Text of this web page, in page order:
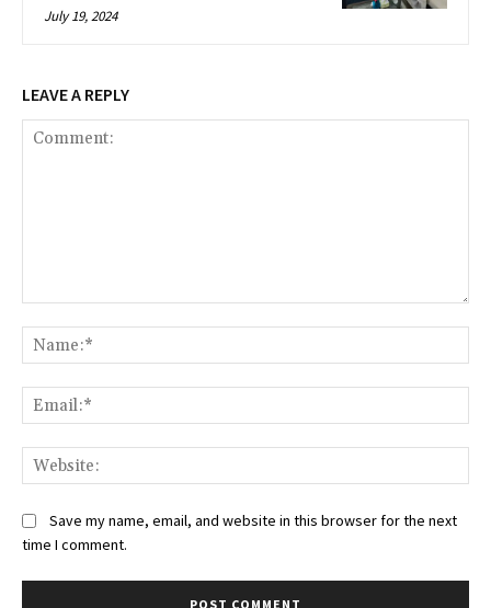
July 19, 2024
LEAVE A REPLY
Save my name, email, and website in this browser for the next
time I comment.